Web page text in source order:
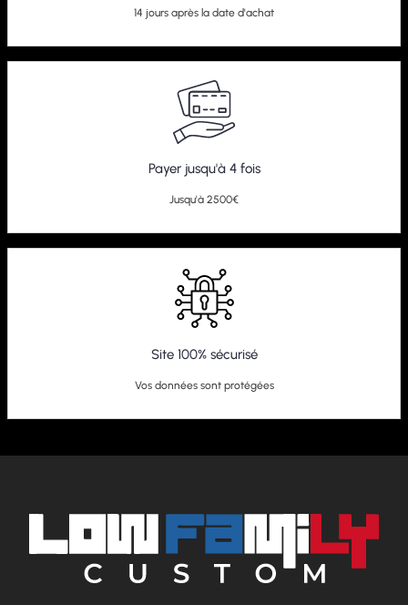
14 jours après la date d'achat
Payer jusqu'à 4 fois
Jusqu'à 2500€
Site 100% sécurisé
Vos données sont protégées